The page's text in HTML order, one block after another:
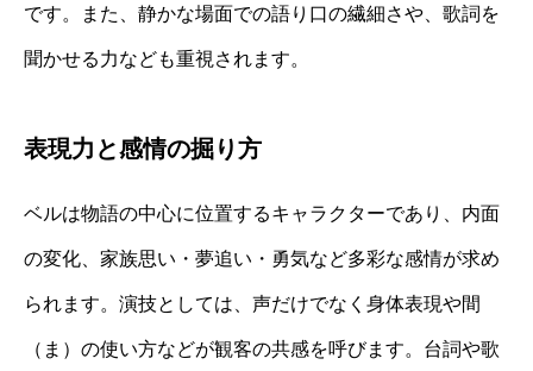
です。また、静かな場面での語り口の繊細さや、歌詞を
聞かせる力なども重視されます。
表現力と感情の掘り方
ベルは物語の中心に位置するキャラクターであり、内面
の変化、家族思い・夢追い・勇気など多彩な感情が求め
られます。演技としては、声だけでなく身体表現や間
（ま）の使い方などが観客の共感を呼びます。台詞や歌